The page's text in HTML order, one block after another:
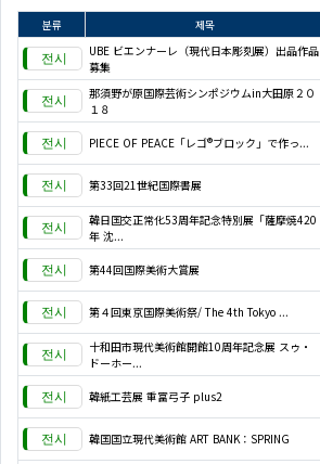
분류 제목
UBE ビエンナーレ（現代日本彫刻展）出品作品
募集
那須野が原国際芸術シンポジウムin大田原２０
１８
PIECE OF PEACE「レゴ®ブロック」で作っ...
第33回21世紀国際書展
韓日国交正常化53周年記念特別展「薩摩焼420
年 沈...
第44回国際美術大賞展
第４回東京国際美術祭/ The 4th Tokyo ...
十和田市現代美術館開館10周年記念展 スゥ・
ドーホー...
韓紙工芸展 重富弓子 plus2
韓国国立現代美術館 ART BANK：SPRING